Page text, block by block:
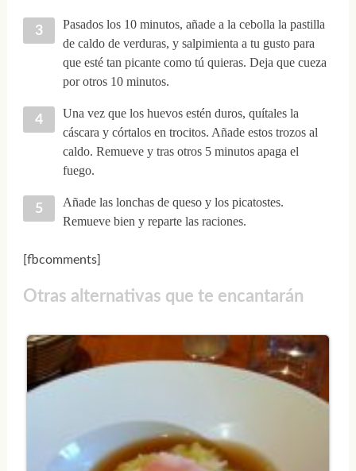
Pasados los 10 minutos, añade a la cebolla la pastilla
de caldo de verduras, y salpimienta a tu gusto para
que esté tan picante como tú quieras. Deja que cueza
por otros 10 minutos.
Una vez que los huevos estén duros, quítales la
cáscara y córtalos en trocitos. Añade estos trozos al
caldo. Remueve y tras otros 5 minutos apaga el
fuego.
Añade las lonchas de queso y los picatostes.
Remueve bien y reparte las raciones.
[fbcomments]
Otras alternativas que te encantarán